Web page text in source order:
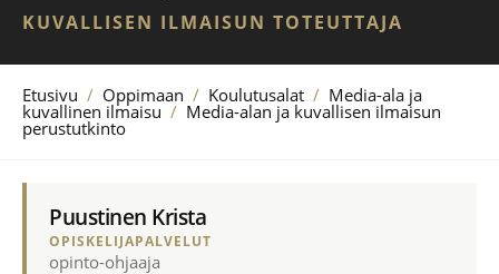
KUVALLISEN ILMAISUN TOTEUTTAJA
Etusivu / Oppimaan / Koulutusalat / Media-ala ja
kuvallinen ilmaisu / Media-alan ja kuvallisen ilmaisun
perustutkinto
Puustinen Krista
OPISKELIJAPALVELUT
opinto-ohjaaja